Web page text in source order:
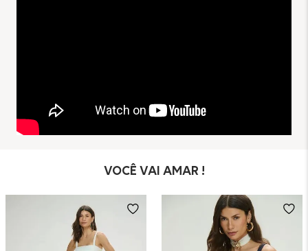
VOCÊ VAI AMAR !